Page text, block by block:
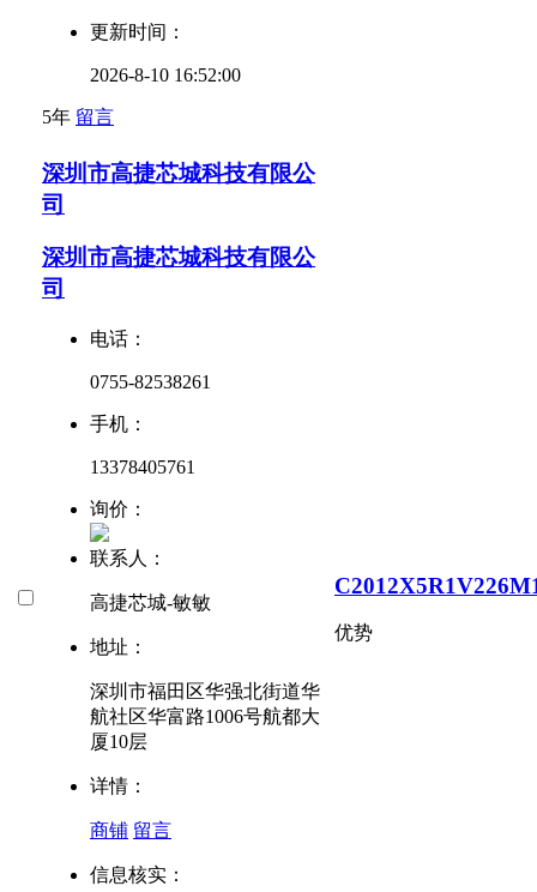
更新时间：
2026-8-10 16:52:00
5年 留言
深圳市高捷芯城科技有限公
司
深圳市高捷芯城科技有限公
司
电话：
0755-82538261
手机：
13378405761
询价：
联系人：
高捷芯城-敏敏
地址：
深圳市福田区华强北街道华
航社区华富路1006号航都大
厦10层
详情：
商铺 留言
信息核实：
优势